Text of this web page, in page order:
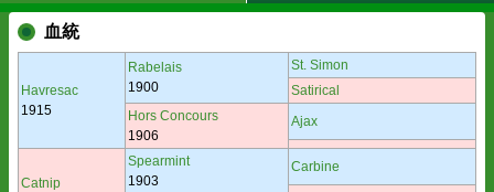
血統
Havresac
1915
Rabelais
1900
St. Simon
Satirical
Hors Concours
1906
Ajax
Catnip
Spearmint
1903
Carbine